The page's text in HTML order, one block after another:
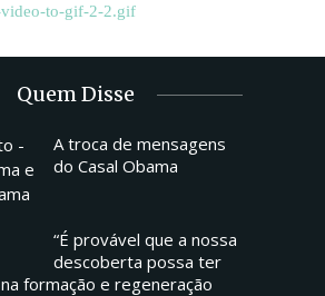
Quem Disse
A troca de mensagens
do Casal Obama
“É provável que a nossa
descoberta possa ter
formação e regeneração